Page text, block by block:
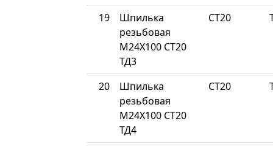
19
Шпилька
резьбовая
М24Х100 СТ20
ТД3
СТ20
20
Шпилька
резьбовая
М24Х100 СТ20
ТД4
СТ20